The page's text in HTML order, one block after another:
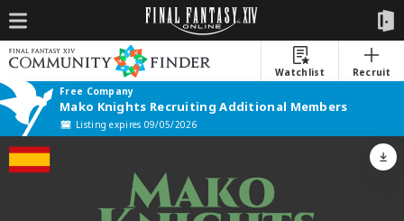
Watchlist
Recruit
Free Company
Mako Knights Recruiting Additional Members
Listing expires 09/05/2026